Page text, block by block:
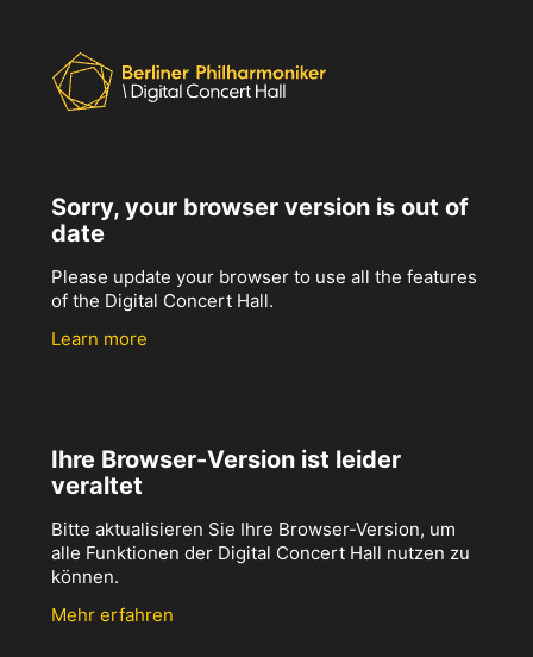
Sorry, your browser version is out of
date
Please update your browser to use all the features
of the Digital Concert Hall.
Learn more
Ihre Browser-Version ist leider
veraltet
Bitte aktualisieren Sie Ihre Browser-Version, um
alle Funktionen der Digital Concert Hall nutzen zu
können.
Mehr erfahren